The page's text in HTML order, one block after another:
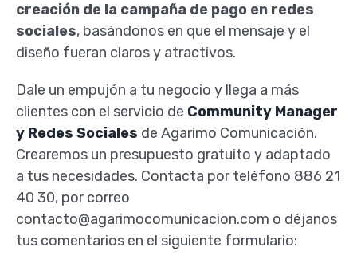
creación de la campaña de pago en redes
sociales, basándonos en que el mensaje y el
diseño fueran claros y atractivos.
Dale un empujón a tu negocio y llega a más
clientes con el servicio de Community Manager
y Redes Sociales de Agarimo Comunicación.
Crearemos un presupuesto gratuito y adaptado
a tus necesidades. Contacta por teléfono 886 21
40 30, por correo
contacto@agarimocomunicacion.com o déjanos
tus comentarios en el siguiente formulario: